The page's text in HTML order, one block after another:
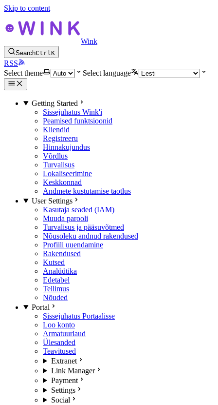
Skip to content
Wink
SearchCtrlK
RSS
Select theme
Select language
Getting Started
Sissejuhatus Wink'i
Peamised funktsioonid
Kliendid
Registreeru
Hinnakujundus
Võrdlus
Turvalisus
Lokaliseerimine
Keskkonnad
Andmete kustutamise taotlus
User Settings
Kasutaja seaded (IAM)
Muuda parooli
Turvalisus ja pääsuvõtmed
Nõusoleku andnud rakendused
Profiili uuendamine
Rakendused
Kutsed
Analüütika
Edetabel
Tellimus
Nõuded
Portal
Sissejuhatus Portaalisse
Loo konto
Armatuurlaud
Ülesanded
Teavitused
Extranet
Link Manager
Payment
Settings
Social